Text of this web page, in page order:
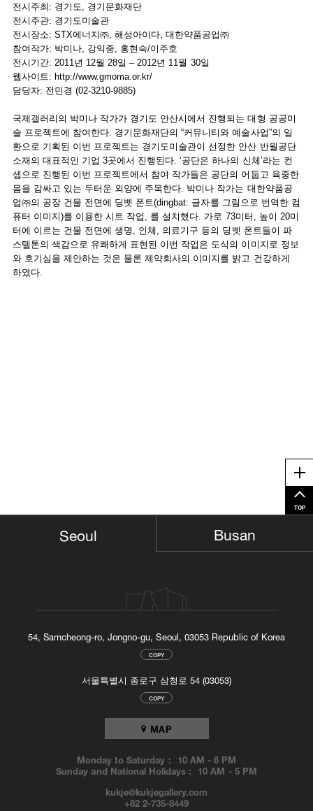
전시주최: 경기도, 경기문화재단
전시주관: 경기도미술관
전시장소: STX에너지㈜, 해성아이다, 대한약품공업㈜
참여작가: 박미나, 강익중, 홍현숙/이주호
전시기간: 2011년 12월 28일 – 2012년 11월 30일
웹사이트: http://www.gmoma.or.kr/
담당자: 전민경 (02-3210-9885)
국제갤러리의 박미나 작가가 경기도 안산시에서 진행되는 대형 공공미
술 프로젝트에 참여한다. 경기문화재단의 “커뮤니티와 예술사업”의 일
환으로 기획된 이번 프로젝트는 경기도미술관이 선정한 안산 반월공단
소재의 대표적인 기업 3곳에서 진행된다. ‘공단은 하나의 신체’라는 컨
셉으로 진행된 이번 프로젝트에서 참여 작가들은 공단의 어둡고 육중한
몸을 감싸고 있는 두터운 외양에 주목한다. 박미나 작가는 대한약품공
업㈜의 공장 건물 전면에 딩벳 폰트(dingbat: 글자를 그림으로 번역한 컴
퓨터 이미지)를 이용한 시트 작업, 를 설치했다. 가로 73미터, 높이 20미
터에 이르는 건물 전면에 생명, 인체, 의료기구 등의 딩벳 폰트들이 파
스텔톤의 색감으로 유쾌하게 표현된 이번 작업은 도식의 이미지로 정보
와 호기심을 제안하는 것은 물론 제약회사의 이미지를 밝고 건강하게
하였다.
TOP
Seoul
54, Samcheong-ro, Jongno-gu, Seoul, 03053 Republic of Korea
COPY
서울특별시 종로구 삼청로 54 (03053)
COPY
MAP
Monday to Saturday : 10 AM -6 PM
Sunday and National Holidays : 10 AM -5 PM
kukje@kukjegallery.com
+82 2-735-8449
Busan